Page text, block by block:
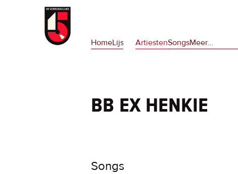
Overslaan
naar
Hoofdnavigatie
HomeLijsten ArtiestenSongsMeerop
…
bb ex henkie
Songs